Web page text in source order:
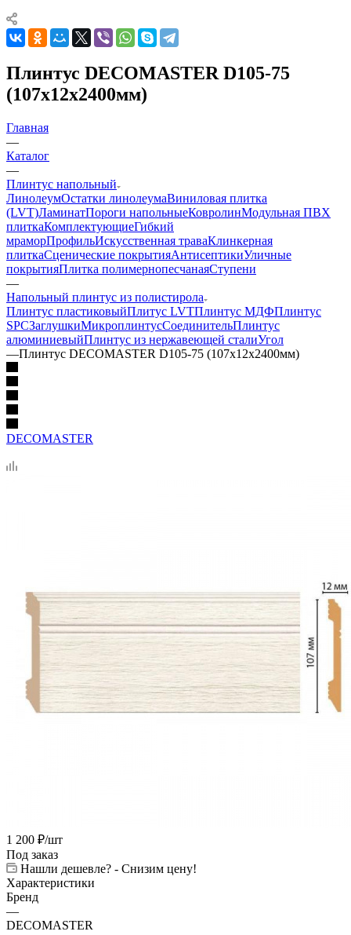
Плинтус DECOMASTER D105-75
(107х12х2400мм)
Главная
—
Каталог
—
Плинтус напольный
ЛинолеумОстатки линолеумаВиниловая плитка
(LVT)ЛаминатПороги напольныеКовролинМодульная ПВХ
плиткаКомплектующиеГибкий
мраморПрофильИскусственная траваКлинкерная
плиткаСценические покрытияАнтисептикиУличные
покрытияПлитка полимернопесчанаяСтупени
—
Напольный плинтус из полистирола
Плинтус пластиковыйПлитус LVTПлинтус МДФПлинтус
SPCЗаглушкиМикроплинтусСоединительПлинтус
алюминиевыйПлинтус из нержавеющей сталиУгол
—Плинтус DECOMASTER D105-75 (107х12х2400мм)
DECOMASTER
1 200 ₽/шт
Под заказ
Нашли дешевле? - Снизим цену!
Характеристики
Бренд
—
DECOMASTER